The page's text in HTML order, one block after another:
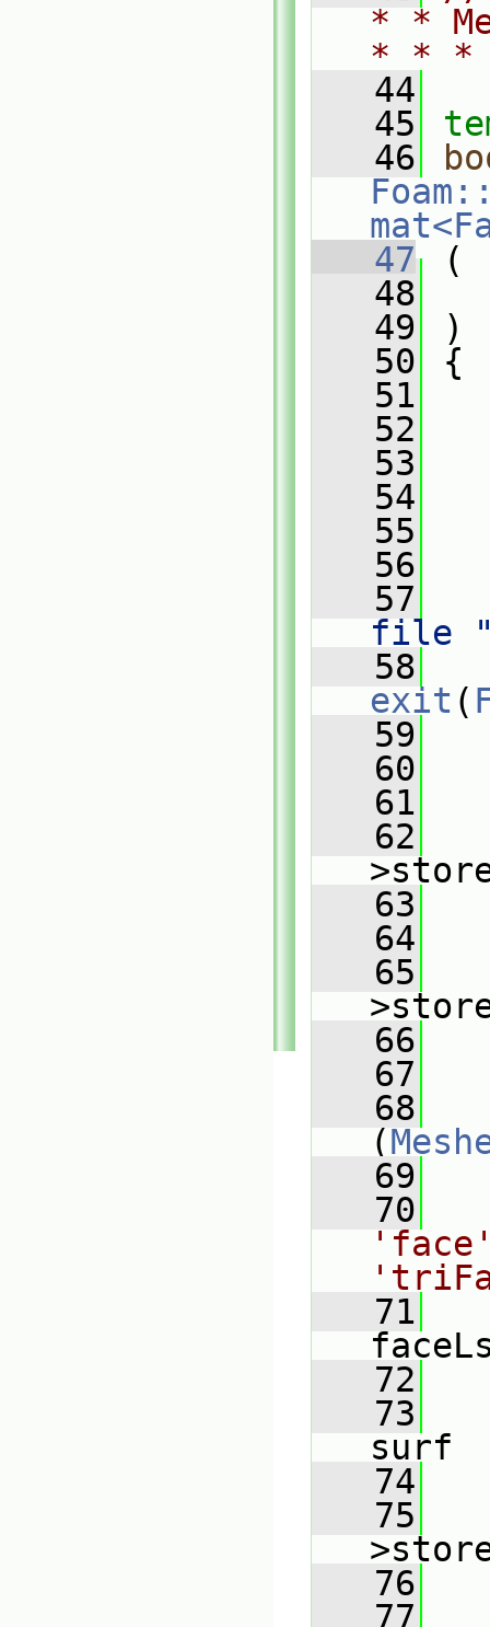
* *
* *
   44
   45
   46
   47
(
   48
   49
)
   50
{
   51
   52
   53
   54
   55
   56
   57
file
   58
exit (
   59
   60
   61
   62
   63
   64
   65
   66
   67
   68
(
   69
   70
   71
   72
   73
surf
   74
   75
   76
   77